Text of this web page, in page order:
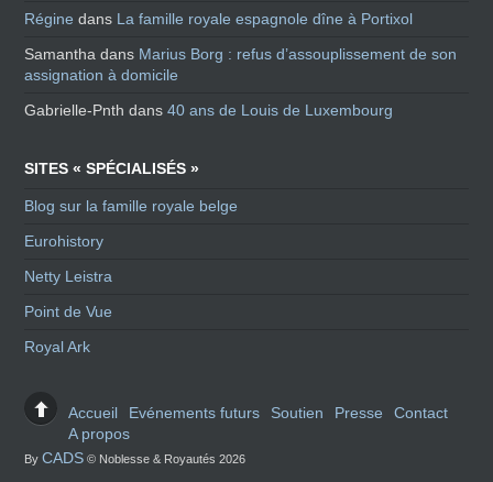
Régine dans La famille royale espagnole dîne à Portixol
Samantha dans Marius Borg : refus d’assouplissement de son
assignation à domicile
Gabrielle-Pnth dans40 ans de Louis de Luxembourg
SITES « SPÉCIALISÉS »
Blog sur la famille royale belge
Eurohistory
Netty Leistra
Point de Vue
Royal Ark
Accueil Evénements futurs Soutien Presse
Contact
A propos
ByCADS © Noblesse & Royautés 2026